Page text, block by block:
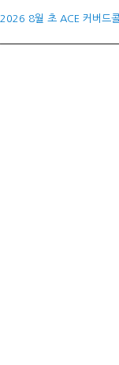
2026 8월 초 ACE 커버드